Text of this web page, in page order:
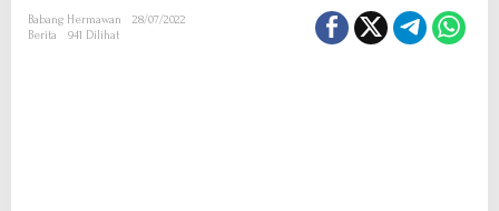
Babang Hermawan
28/07/2022
Berita
941 Dilihat